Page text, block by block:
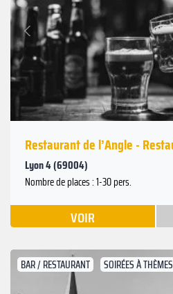
Précédent
Lyon 4 (69004)
Nombre de places : 1-30 pers.
VOIR
BAR / RESTAURANT SOIRÉES À THÈMES